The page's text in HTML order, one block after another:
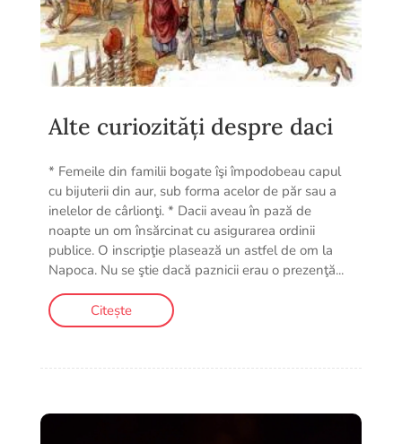
Alte curiozități despre daci
* Femeile din familii bogate îşi împodobeau capul
cu bijuterii din aur, sub forma acelor de păr sau a
inelelor de cârlionţi. * Dacii aveau în pază de
noapte un om însărcinat cu asigurarea ordinii
publice. O inscripţie plasează un astfel de om la
Napoca. Nu se ştie dacă paznicii erau o prezenţă...
Citește